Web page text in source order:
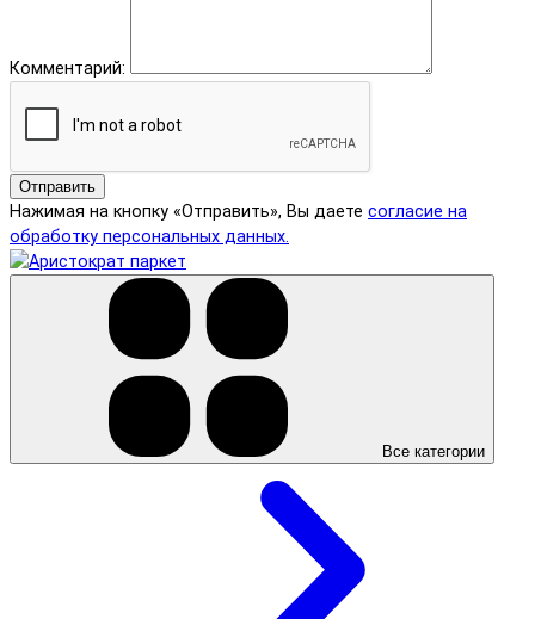
Комментарий:
Отправить
Нажимая на кнопку «Отправить», Вы даете согласие на
обработку персональных данных.
Все категории